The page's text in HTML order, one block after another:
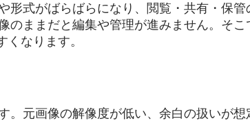
形式がばらばらになり、閲覧・共有・保
のままだと編集や管理が進みません。そ
なります。
元画像の解像度が低い、余白の扱いが